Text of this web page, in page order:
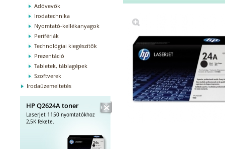
Adóvevők
Irodatechnika
Nyomtató-kellékanyagok
Perifériák
Technológiai kiegészítők
Prezentáció
Tabletek, táblagépek
Szoftverek
Irodaüzemeltetés
HP Q2624A toner
LaserJet 1150 nyomtatókhoz
2,5K fekete.